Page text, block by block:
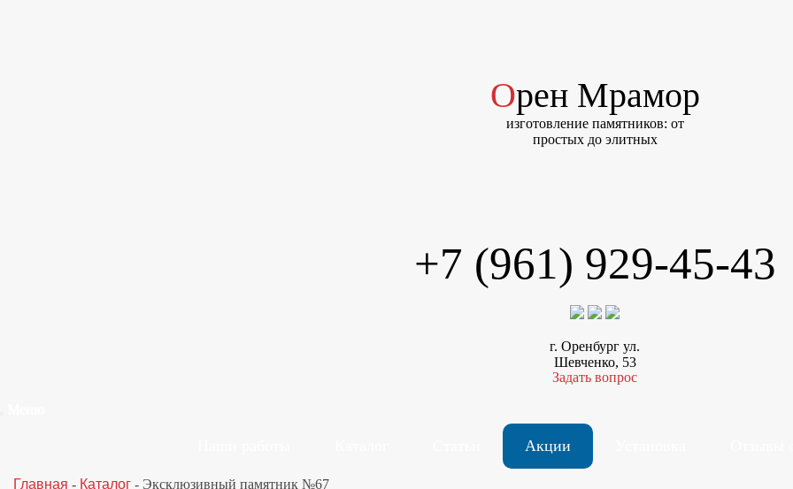
Орен Мрамор
изготовление памятников: от
простых до элитных
+7 (961) 929-45-43
г. Оренбург ул.
Шевченко, 53
Задать вопрос
Акции
Главная - Каталог - Эксклюзивный памятник №67